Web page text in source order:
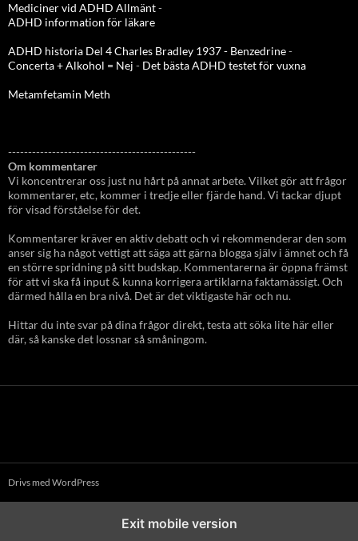
Mediciner vid ADHD Allmänt-
ADHD information för läkare
ADHD historia Del 4 Charles Bradley 1937 - Benzedrine-
Concerta + Alkohol = Nej - Det bästa ADHD testet för vuxna
Metamfetamin Meth
-----------------------------------------------
Om kommentarer
Vi koncentrerar oss just nu hårt på annat arbete. Vilket gör att frågor
kommentarer, etc, kommer i tredje eller fjärde hand. Vi tackar djupt
för visad förståelse för det.
Kommentarer kräver en aktiv debatt och vi rekommenderar den som
anser sig ha något vettigt att säga att gärna blogga själv i ämnet och få
en större spridning på sitt budskap. Kommentarerna är öppna främst
för att vi ska få input & kunna korrigera artiklarna faktamässigt. Och
därmed hålla en bra nivå. Det är det viktigaste här och nu.
Hittar du inte svar på dina frågor direkt, testa att söka lite här eller
där, så kanske det lossnar så småningom.
Drivs med WordPress
Exit mobile version